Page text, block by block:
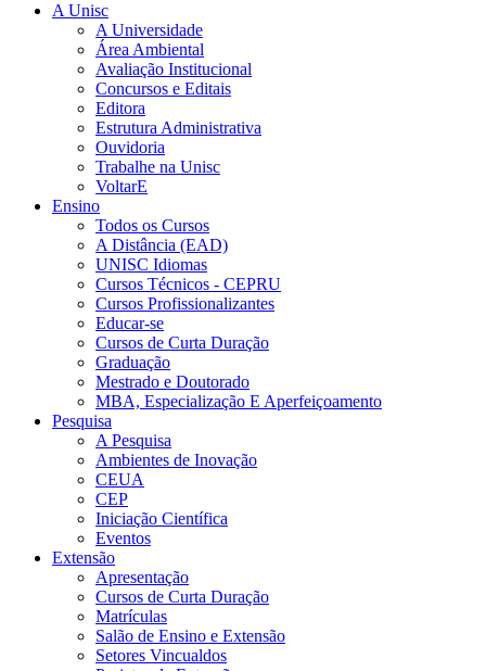
A Unisc
A Universidade
Área Ambiental
Avaliação Institucional
Concursos e Editais
Editora
Estrutura Administrativa
Ouvidoria
Trabalhe na Unisc
VoltarE
Ensino
Todos os Cursos
A Distância (EAD)
UNISC Idiomas
Cursos Técnicos - CEPRU
Cursos Profissionalizantes
Educar-se
Cursos de Curta Duração
Graduação
Mestrado e Doutorado
MBA, Especialização E Aperfeiçoamento
Pesquisa
A Pesquisa
Ambientes de Inovação
CEUA
CEP
Iniciação Científica
Eventos
Extensão
Apresentação
Cursos de Curta Duração
Matrículas
Salão de Ensino e Extensão
Setores Vincualdos